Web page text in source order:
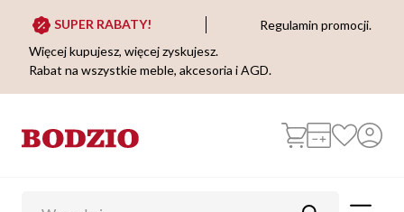
SUPER RABATY!
Regulamin promocji.
Więcej kupujesz, więcej zyskujesz.
Rabat na wszystkie meble, akcesoria i AGD.